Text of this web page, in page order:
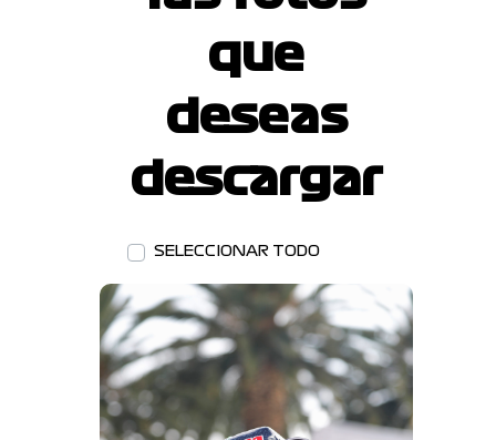
que
deseas
descargar
SELECCIONAR TODO